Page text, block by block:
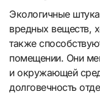
Экологичные
вредных веществ,
также
помещении. Они
и окружающей
долговечность